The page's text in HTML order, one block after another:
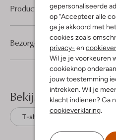
gepersonaliseerde
op "Accepteer alle
ga je akkoord met
cookies zoals
privacy- en
Wil je je voorkeuren
cookieknop
jouw toestemming
intrekken. Wil je
klacht indienen? Ga
cookieverklaring.
Product informatie
Bezorgen & retourneren
Bekijk meer
T-shirts Raizzed